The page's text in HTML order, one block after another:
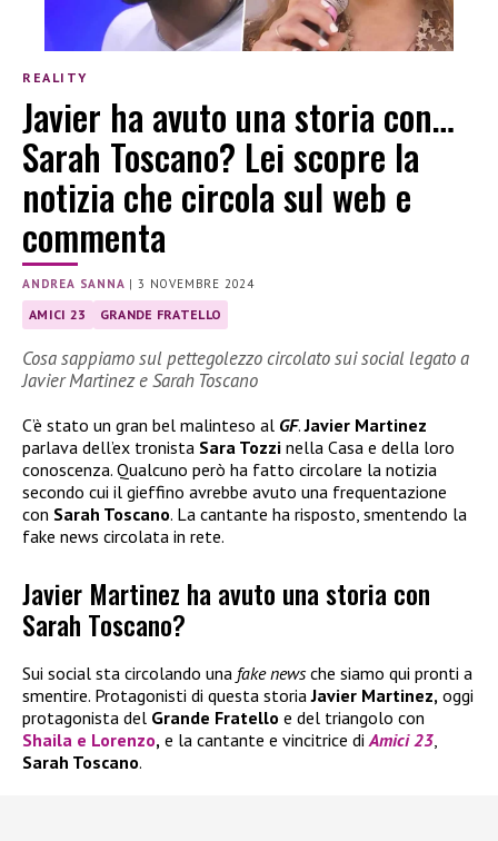
REALITY
Javier ha avuto una storia con…
Sarah Toscano? Lei scopre la
notizia che circola sul web e
commenta
ANDREA SANNA |3 NOVEMBRE 2024
AMICI 23 GRANDE FRATELLO
Cosa sappiamo sul pettegolezzo circolato sui social legato a
Javier Martinez e Sarah Toscano
C’è stato un gran bel malinteso al GF.Javier Martinez
parlava dell’ex tronista Sara Tozzi nella Casa e della loro
conoscenza. Qualcuno però ha fatto circolare la notizia
secondo cui il gieffino avrebbe avuto una frequentazione
con Sarah Toscano. La cantante ha risposto, smentendo la
fake news circolata in rete.
Javier Martinez ha avuto una storia con
Sarah Toscano?
Sui social sta circolando una fake newsche siamo qui pronti a
smentire. Protagonisti di questa storiaJavier Martinez, oggi
protagonista del Grande Fratello e del triangolo con
Shaila e Lorenzo, e la cantante e vincitrice di Amici 23
Sarah Toscano.